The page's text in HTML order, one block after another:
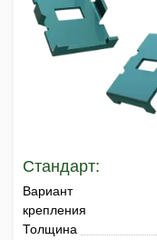
Стандарт:
Вариант
крепления
Толщина